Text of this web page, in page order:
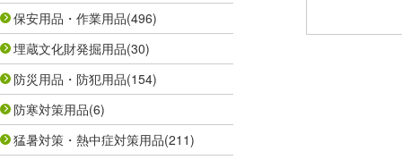
保安用品・作業用品(496)
埋蔵文化財発掘用品(30)
防災用品・防犯用品(154)
防寒対策用品(6)
猛暑対策・熱中症対策用品(211)